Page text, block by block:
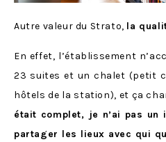
Autre valeur du Strato, la
En effet, l’établissement
23 suites et un chalet (petit
hôtels de la station), et ça
était complet, je n’ai pas un
partager les lieux avec qui